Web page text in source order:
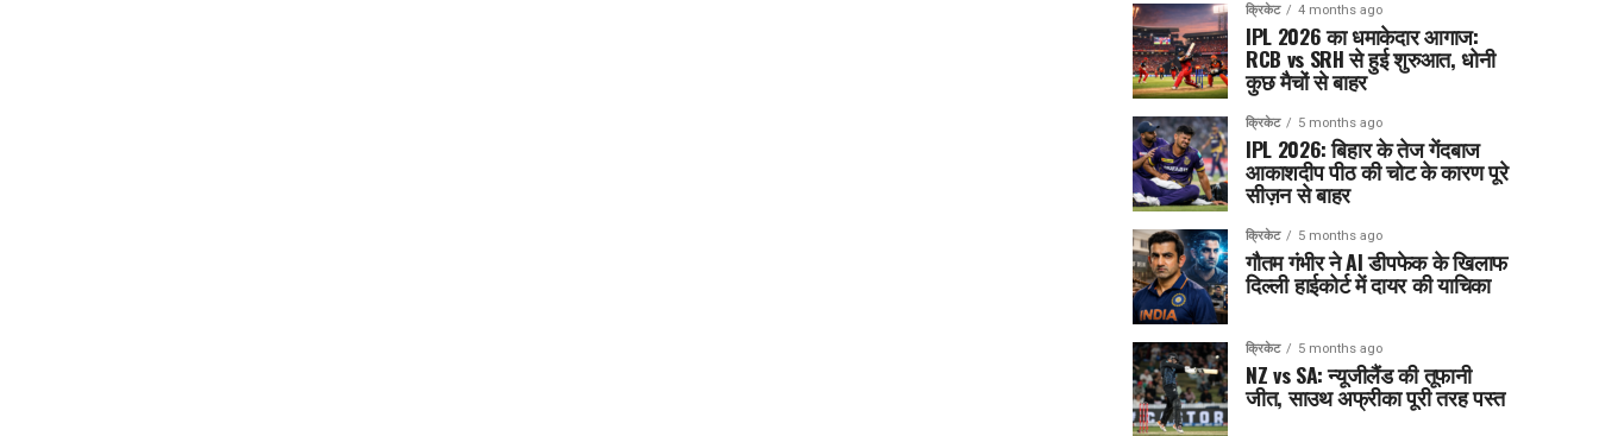
क्रिकेट 4 months ago
IPL 2026 का धमाकेदार आगाज:
RCB vs SRH से हुई शुरुआत, धोनी
कुछ मैचों से बाहर
क्रिकेट 5 months ago
IPL 2026: बिहार के तेज गेंदबाज
आकाशदीप पीठ की चोट के कारण पूरे
सीज़न से बाहर
क्रिकेट 5 months ago
गौतम गंभीर ने AI डीपफेक के खिलाफ
दिल्ली हाईकोर्ट में दायर की याचिका
क्रिकेट 5 months ago
NZ vs SA: न्यूजीलैंड की तूफानी
जीत, साउथ अफ्रीका पूरी तरह पस्त